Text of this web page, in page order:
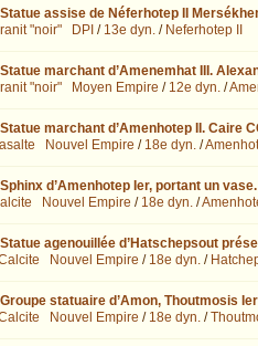
Statue assise de Néferhotep II
"noir" DPI / 13e dyn. / Neferhotep II
Statue marchant d’Amenemhat III.
"noir" Moyen Empire / 12e dyn. /
Statue marchant d’Amenhotep II. Caire
Nouvel Empire / 18e dyn. /
Sphinx d’Amenhotep Ier, portant un
Nouvel Empire / 18e dyn. /
Statue agenouillée d’Hatschepsout
Nouvel Empire / 18e dyn. /
Groupe statuaire d’Amon, Thoutmosis
Nouvel Empire / 18e dyn. /